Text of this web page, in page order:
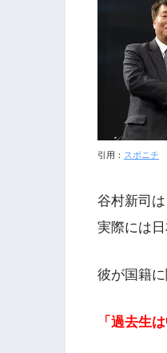
引用： スポニチ
谷村新司
実際には
彼が国籍
「過去生